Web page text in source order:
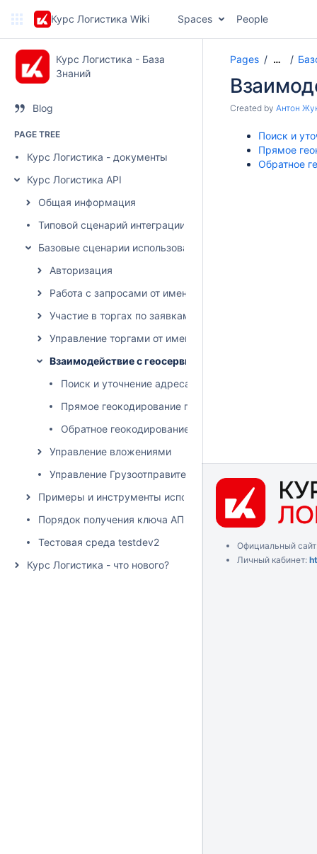
Курс Логистика Wiki Spaces People
Курс Логистика - База
Знаний
Blog
PAGE TREE
Курс Логистика - документы
Курс Логистика API
Общая информация
Типовой сценарий интеграции
Базовые сценарии использования
Авторизация
Работа с запросами от имени грузовладельца
Участие в торгах по заявкам от имени
Управление торгами от имени грузовладельца
Взаимодействие с геосервисами
Поиск и уточнение адреса по произвольному
Прямое геокодирование по точному адресу
Обратное геокодирование по географическим
Управление вложениями
Управление Грузоотправителями и
Примеры и инструменты использования API
Порядок получения ключа АПИ
Тестовая среда testdev2
Курс Логистика - что нового?
Pages …
Created by Антон
Поиск и
Прямое
Обратное
Официальный
Личный кабинет: